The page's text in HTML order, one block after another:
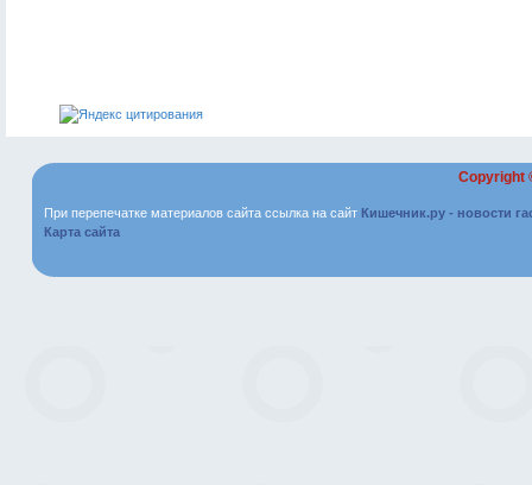
Copyright
При перепечатке материалов сайта ссылка на сайт Кишечник.ру - новости
Карта сайта